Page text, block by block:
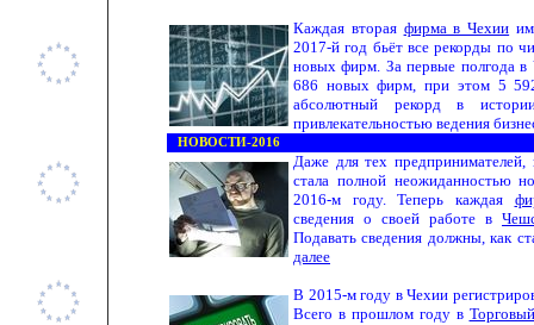
Каждая вторая фирма в Чехии
2017-й год бьёт все рекорды по
новых фирм. За первые полгода в
686 новых фирм, при этом 5
абсолютный рекорд в
привлекательностью ведения
НОВОСТИ-2016
Даже для тех
стала полной неожиданностью
2016-м году. Теперь каждая
сведения о своей работе в
Подавать сведения должны, как
далее
В 2015-м году в Чехии
Всего в прошлом году в